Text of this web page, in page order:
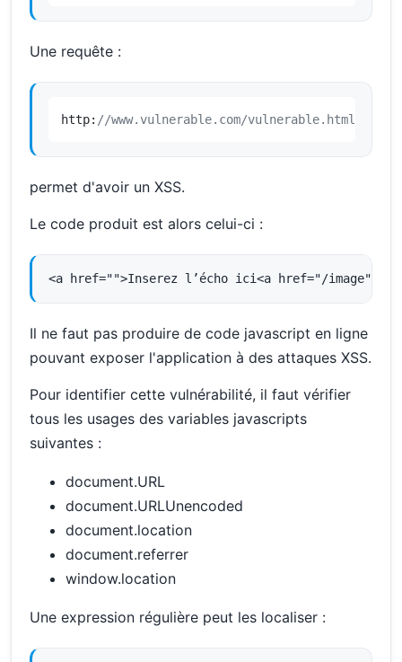
Une requête :
http: //www.vulnerable.com/
permet d'avoir un XSS.
Le code produit est alors celui-ci :
<a href="">Inserez l’écho ici<a href="/
Il ne faut pas produire de code javascript en ligne
pouvant exposer l'application à des attaques XSS.
Pour identifier cette vulnérabilité, il faut vérifier
tous les usages des variables javascripts
suivantes :
document.URL
document.URLUnencoded
document.location
document.referrer
window.location
Une expression régulière peut les localiser :